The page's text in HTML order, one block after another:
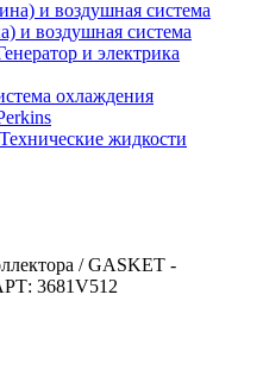
и воздушная система
и электрика
охлаждения
Технические жидкости
/ GASKET -
3681V512